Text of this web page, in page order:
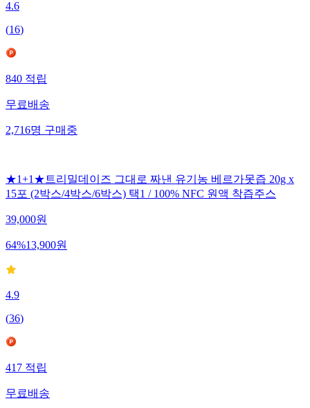
4.6
(16)
840적립
무료배송
2,716명구매중
★1+1★트리밀데이즈 그대로 짜낸 유기농 베르가못즙 20g x
15포 (2박스/4박스/6박스) 택1 / 100% NFC 원액 착즙주스
39,000원
64%13,900원
4.9
(36)
417적립
무료배송